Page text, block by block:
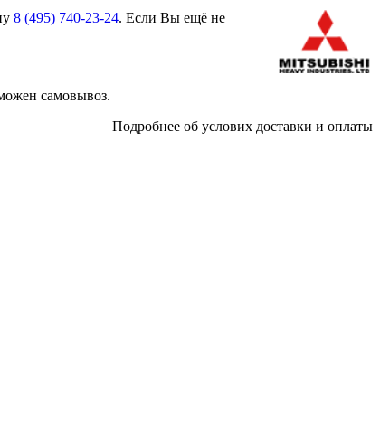
8 (495) 740-23-24. Если Вы ещё не
самовывоз.
Подробнее об услових доставки и оплаты